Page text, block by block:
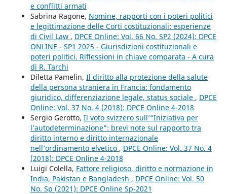
e conflitti armati
Sabrina Ragone, Nomine, rapporti con i poteri politici
e legittimazione delle Corti costituzionali: esperienze
di Civil Law , DPCE Online: Vol. 66 No. SP2 (2024): DPCE
ONLINE - SP1 2025 - Giurisdizioni costituzionali e
poteri politici. Riflessioni in chiave comparata - A cura
di R. Tarchi
Diletta Pamelin, Il diritto alla protezione della salute
della persona straniera in Francia: fondamento
giuridico, differenziazione legale, status sociale , DPCE
Online: Vol. 37 No. 4 (2018): DPCE Online 4-2018
Sergio Gerotto, Il voto svizzero sull’“Iniziativa per
l’autodeterminazione”: brevi note sul rapporto tra
diritto interno e diritto internazionale
nell’ordinamento elvetico , DPCE Online: Vol. 37 No. 4
(2018): DPCE Online 4-2018
Luigi Colella, Fattore religioso, diritto e normazione in
India, Pakistan e Bangladesh , DPCE Online: Vol. 50
No. Sp (2021): DPCE Online Sp-2021